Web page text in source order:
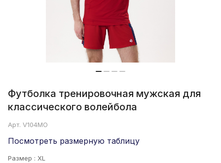
Футболка тренировочная мужская для
классического волейбола
Арт. V104MO
Посмотреть размерную таблицу
Размер : XL